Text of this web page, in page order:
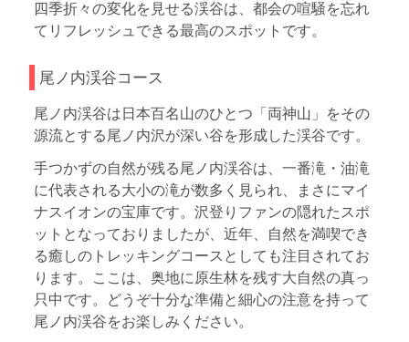
四季折々の変化を見せる渓谷は、都会の喧騒を忘れ
てリフレッシュできる最高のスポットです。
尾ノ内渓谷コース
尾ノ内渓谷は日本百名山のひとつ「両神山」をその
源流とする尾ノ内沢が深い谷を形成した渓谷です。
手つかずの自然が残る尾ノ内渓谷は、一番滝・油滝
に代表される大小の滝が数多く見られ、まさにマイ
ナスイオンの宝庫です。沢登りファンの隠れたスポ
ットとなっておりましたが、近年、自然を満喫でき
る癒しのトレッキングコースとしても注目されてお
ります。ここは、奥地に原生林を残す大自然の真っ
只中です。どうぞ十分な準備と細心の注意を持って
尾ノ内渓谷をお楽しみください。